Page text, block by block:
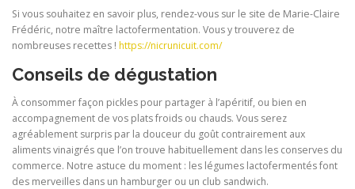
Si vous souhaitez en savoir plus, rendez-vous sur le site de Marie-Claire
Frédéric, notre maître lactofermentation. Vous y trouverez de
nombreuses recettes ! https://nicrunicuit.com/
Conseils de dégustation
À consommer façon pickles pour partager à l’apéritif, ou bien en
accompagnement de vos plats froids ou chauds. Vous serez
agréablement surpris par la douceur du goût contrairement aux
aliments vinaigrés que l’on trouve habituellement dans les conserves du
commerce. Notre astuce du moment : les légumes lactofermentés font
des merveilles dans un hamburger ou un club sandwich.